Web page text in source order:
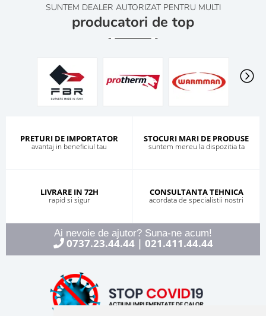
SUNTEM DEALER AUTORIZAT PENTRU MULTI
producatori de top
PRETURI DE IMPORTATOR
avantaj in beneficiul tau
STOCURI MARI DE PRODUSE
suntem mereu la dispozitia ta
LIVRARE IN 72H
rapid si sigur
CONSULTANTA TEHNICA
acordata de specialistii nostri
Ai nevoie de ajutor? Suna-ne acum!
0737.23.44.44| 021.411.44.44